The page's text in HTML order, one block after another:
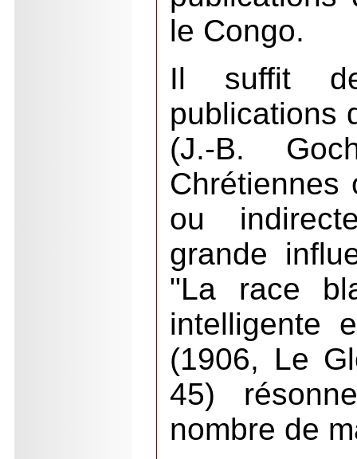
le Congo.
Il suffit
publications
(J.-B.
Chrétiennes
ou
grande
"La race
intelligente
(1906, Le
45)
nombre de